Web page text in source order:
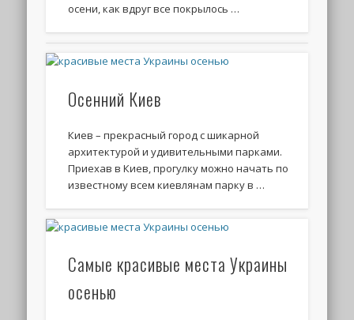
осени, как вдруг все покрылось …
Осенний Киев
Киев – прекрасный город с шикарной
архитектурой и удивительными парками.
Приехав в Киев, прогулку можно начать по
известному всем киевлянам парку в …
Самые красивые места Украины
осенью